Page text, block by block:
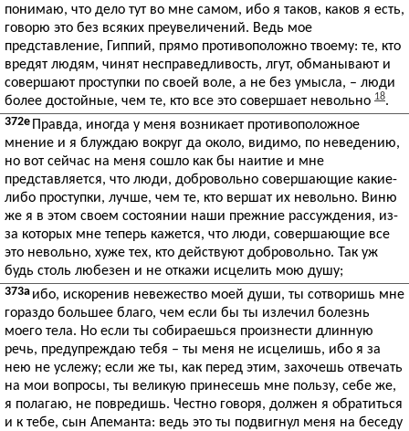
понимаю, что дело тут во мне самом, ибо я таков, каков я есть,
говорю это без всяких преувеличений. Ведь мое
представление, Гиппий, прямо противоположно твоему: те, кто
вредят людям, чинят несправедливость, лгут, обманывают и
совершают проступки по своей воле, а не без умысла, – люди
более достойные, чем те, кто все это совершает невольно 18.
372e Правда, иногда у меня возникает противоположное
мнение и я блуждаю вокруг да около, видимо, по неведению,
но вот сейчас на меня сошло как бы наитие и мне
представляется, что люди, добровольно совершающие какие-
либо проступки, лучше, чем те, кто вершат их невольно. Виню
же я в этом своем состоянии наши прежние рассуждения, из-
за которых мне теперь кажется, что люди, совершающие все
это невольно, хуже тех, кто действуют добровольно. Так уж
будь столь любезен и не откажи исцелить мою душу;
373a ибо, искоренив невежество моей души, ты сотворишь мне
гораздо большее благо, чем если бы ты излечил болезнь
моего тела. Но если ты собираешься произнести длинную
речь, предупреждаю тебя – ты меня не исцелишь, ибо я за
нею не услежу; если же ты, как перед этим, захочешь отвечать
на мои вопросы, ты великую принесешь мне пользу, себе же,
я полагаю, не повредишь. Честно говоря, должен я обратиться
и к тебе, сын Апеманта: ведь это ты подвигнул меня на беседу